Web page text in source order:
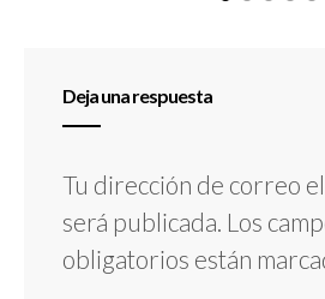
Deja una respuesta
Tu dirección de correo
será publicada. Los
obligatorios están